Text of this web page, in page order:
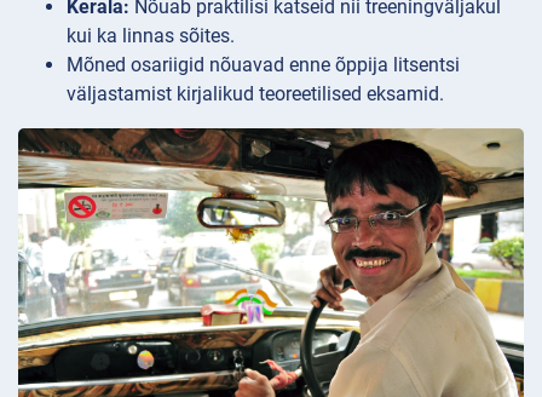
Kerala: Nõuab praktilisi katseid nii treeningväljakul
kui ka linnas sõites.
Mõned osariigid nõuavad enne õppija litsentsi
väljastamist kirjalikud teoreetilised eksamid.